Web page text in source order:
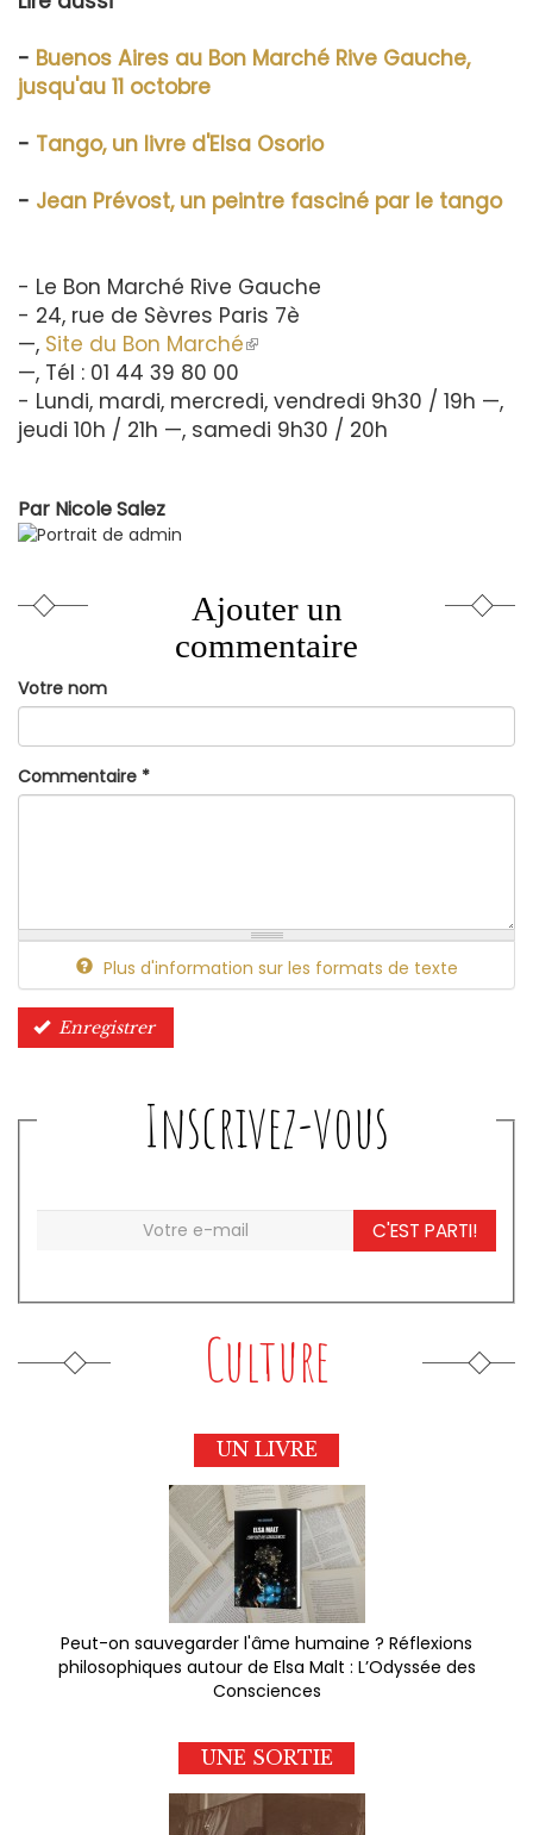
- Buenos Aires au Bon Marché Rive Gauche,
jusqu'au 11 octobre
- Tango, un livre d'Elsa Osorio
- Jean Prévost, un peintre fasciné par le tango
- Le Bon Marché Rive Gauche
- 24, rue de Sèvres Paris 7è
—, Site du Bon Marché(le
est
externe)
—, Tél : 01 44 39 80 00
- Lundi, mardi, mercredi, vendredi 9h30 / 19h —,
jeudi 10h / 21h —, samedi 9h30 / 20h
Par Nicole Salez
Ajouter un
commentaire
Votre nom
Commentaire *
Plus d'information sur les formats de texte
Enregistrer
Inscrivez-vous
C'EST PARTI!
Culture
UN LIVRE
Peut-on sauvegarder l'âme humaine ? Réflexions
philosophiques autour de Elsa Malt : L’Odyssée des
Consciences
UNE SORTIE